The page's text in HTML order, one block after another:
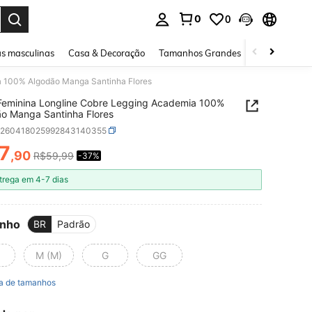
0 0
masculinas Casa & Decoração Tamanhos Grandes Joias e
Algodão Manga Santinha Flores
Longline Cobre Legging Academia 100%
Manga Santinha Flores
AND AVAILABILITY
,90 R$59,99 -37%
em 4-7 dias
BR Padrão
M (M) G GG
de tamanhos